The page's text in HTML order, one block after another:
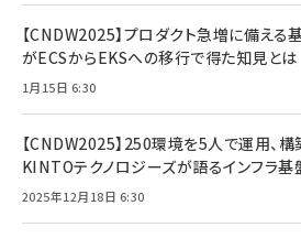
【CNDW2025】プロダクト急増に備える
がECSからEKSへの移行で得た知見とは
1月15日 6:30
【CNDW2025】250環境を5人で運用、
KINTOテクノロジーズが語るインフラ
2025年12月18日 6:30